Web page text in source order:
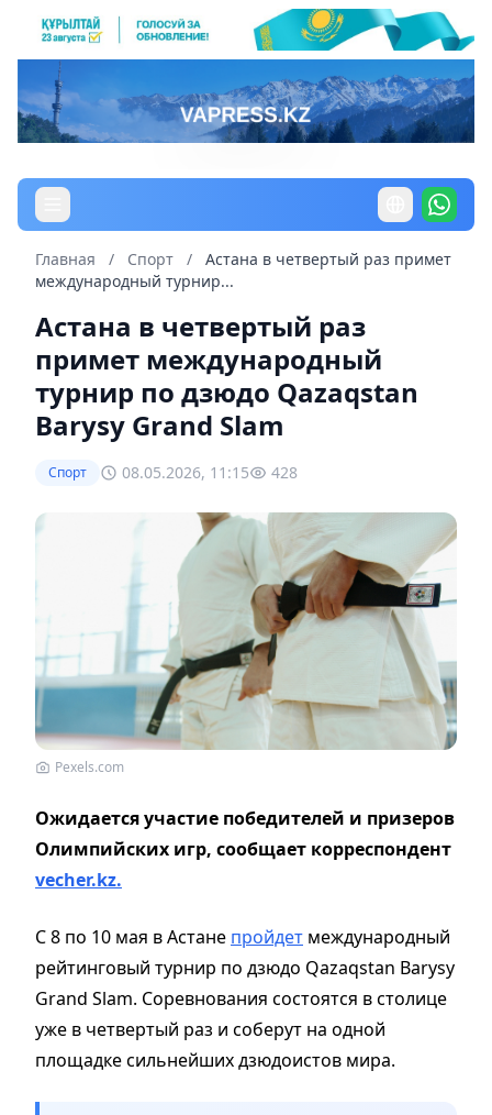
Главная / Спорт /
Астана в четвертый раз примет
международный турнир...
Астана в четвертый раз
примет международный
турнир по дзюдо Qazaqstan
Barysy Grand Slam
Спорт 08.05.2026, 11:15 428
Pexels.com
Ожидается участие победителей и призеров
Олимпийских игр, сообщает корреспондент
vecher.kz.
С 8 по 10 мая в Астане пройдет международный
рейтинговый турнир по дзюдо Qazaqstan Barysy
Grand Slam. Соревнования состоятся в столице
уже в четвертый раз и соберут на одной
площадке сильнейших дзюдоистов мира.